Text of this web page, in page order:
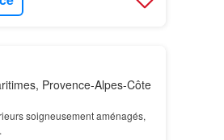
Provence-Alpes-Côte
soigneusement aménagés,